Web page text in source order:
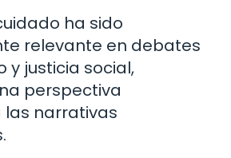
ha sido
relevante en debates
y justicia social,
perspectiva
narrativas